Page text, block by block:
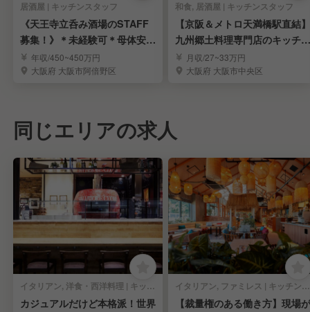
居酒屋 | キッチンスタッフ
《天王寺立呑み酒場のSTAFF
募集！》＊未経験可＊母体安定
＊月8〜9日休み
年収/450~450万円
大阪府 大阪市阿倍野区
和食, 居酒屋 | キッチンスタッフ
【京阪＆メトロ天満橋駅直結】
九州郷土料理専門店のキッチン
スタッフ《月9休》
月収/27~33万円
大阪府 大阪市中央区
同じエリアの求人
イタリアン, 洋食・西洋料理 | キッチンスタッフ
カジュアルだけど本格派！世界
イタリアン, ファミレス | キッチンスタッフ
【裁量権のある働き方】現場が